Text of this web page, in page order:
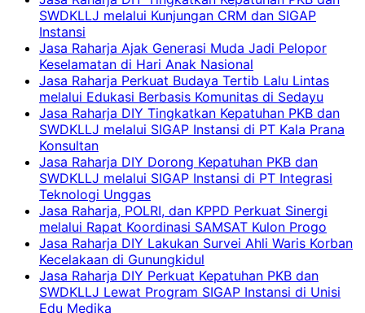
SWDKLLJ melalui Kunjungan CRM dan SIGAP
Instansi
Jasa Raharja Ajak Generasi Muda Jadi Pelopor
Keselamatan di Hari Anak Nasional
Jasa Raharja Perkuat Budaya Tertib Lalu Lintas
melalui Edukasi Berbasis Komunitas di Sedayu
Jasa Raharja DIY Tingkatkan Kepatuhan PKB dan
SWDKLLJ melalui SIGAP Instansi di PT Kala Prana
Konsultan
Jasa Raharja DIY Dorong Kepatuhan PKB dan
SWDKLLJ melalui SIGAP Instansi di PT Integrasi
Teknologi Unggas
Jasa Raharja, POLRI, dan KPPD Perkuat Sinergi
melalui Rapat Koordinasi SAMSAT Kulon Progo
Jasa Raharja DIY Lakukan Survei Ahli Waris Korban
Kecelakaan di Gunungkidul
Jasa Raharja DIY Perkuat Kepatuhan PKB dan
SWDKLLJ Lewat Program SIGAP Instansi di Unisi
Edu Medika